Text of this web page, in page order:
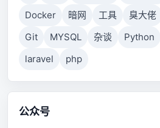
Docker
暗网 工具 臭大佬
Git
MYSQL 杂谈 Python
laravel
php
公众号